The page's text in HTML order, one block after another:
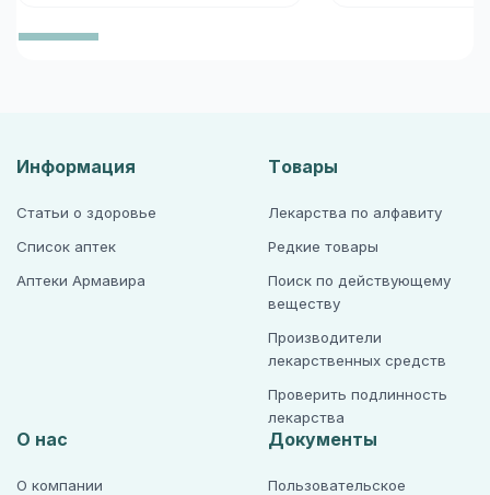
Информация
Статьи о здоровье
Список аптек
Аптеки Армавира
Товары
Лекарства по алфавиту
Редкие товары
Поиск по действующему
веществу
Производители
лекарственных средств
Проверить подлинность
лекарства
О нас
О компании
Документы
Пользовательское